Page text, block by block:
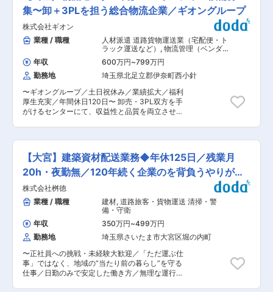
実感できる環境が整っています。 変更の範囲：会
社の定める業務
燃料電池を製造しています。 ★粉末冶金製法と
は、金属の粉を固めて作る特別な技術で材料廃棄
が少なく環境に優しい製造方式です。 ★燃料電池
向け部品は、水素と空気から効率よく電気を生み
出すために重要な役割を担っており、同社の高精
度な部品がエネルギー変換の安定性と性能向上を
支えています。 ■企業魅力： ・粉末冶金製法の
軸受で世界トップクラスシェアを誇り、年間生産
量は80億個。自動車・家電・アミューズメント機
器など幅広い分野で採用されています。 ・グロー
バル展開：経産省「グローバルニッチ企業100
選」に選出されるなど、技術力と安定成長が強み
に製品を供給しています。 変更の範囲：会社の定
める業務
うに生産材の調達を行います。 ■業務詳細： 主
要なユニットの大部分を自社で開発、設計する同
社にとって、品質の適正化、コストダウン、納期
管理が大変重要となります。 完成品に求められる
品質、コスト、納期をクリアするため、調達先の
評価力、折衝力、手配力の強化の一翼を担うと共
に、品質・コスト・納期を最適化した部材購入を
実践していただきます。 常に量産できる体制を整
えるために調達先の拡大もミッションとなりま
す。 ■就業環境： 完全週休二日制、福利厚生も
充実しているため働きやすい環境から高い定着率
を誇っております。 賞与水準も高く、社員の意欲
を大切にする文化が根付いています。 年齢や専門
り、やりがいを感じることができる企業風土で
す。 ■同社について： 同社はパチンコの店舗で
はなく、パチンコ・パチスロを開発・製造してい
る製造業になります。 主力製品「ジャグラーシリ
ーズ」は国内設置台数トップクラスを誇ってお
り、銀行や電力産業と同等の規模を誇るほどの大
規模マーケットで、一大レジャー産業の地位を築
いています。 この市場が日本経済にあたえる影響
力は高く、今後も一定の需要が見込まています。
また、市場環境に合わせてサブスクリプション型
サービスの開始など新規事業も手掛けています。
変更の範囲：会社の定める業務
集〜卸＋3PLを担う総合物流企業／ギオングループ
株式会社ギオン
業種 / 職種
人材派遣 道路貨物運送業（宅配便・ト
ラック運送など） , 物流管理（ベンダー
管理・配送管理・受発注管理など） 倉
庫管理・在庫管理
年収 600万円~799万円
勤務地
埼玉県北足立郡伊奈町西小針
〜ギオングループ／土日祝休み／業績拡大／福利
厚生充実／年間休日120日〜 卸売・3PL双方を手
がけるセンターにて、収益性と品質を両立させる
理、在庫管理、配送計画） ・人員管理（正社員・
パート・派遣スタッフの採用・教育・シフト調
整） ・コスト管理（収支計画、KPI達成、改善施
策立案） ・顧客対応（荷主企業との折衝、品質管
理、クレーム対応） ・DX推進（マテハン導入、
業務効率化、システム改善） ・新規拠点立ち上げ
や業務改善プロジェクトへの参画 ※まずはマネー
ジャーのサポート及び業務を習得していただき最
短で2,3か月した後、所属長として事業所運営管
理をお任せ致します。 ※弊社業務の習熟度次第で
は、事業所をお任せするのに半年から1年かかる
場合もあります。 ■取扱商品・保管環境 ・チル
ド： 8℃設定（乳製品、生鮮食品、惣菜等） ・フ
ローズン： -25℃設定（冷凍食品、アイス等） ・
ドライ： 常温管理（加工食品、飲料、酒等） ■
当社の強み： 当社は、物流管理・輸配送・コンサ
【大宮】建築資材配送業務◆年休125日／残業月
20h・夜勤無／120年続く企業のを背負うやりがい
◎
株式会社桝徳
業種 / 職種
建材, 道路旅客・貨物運送 清掃・警
備・守衛
年収
350万円~499万円
勤務地
埼玉県さいたま市大宮区堀の内町
〜正社員への挑戦・未経験大歓迎／「ただ運ぶ仕
事」ではなく、地域の“当たり前の暮らし”を守る
仕事／日勤のみで安定した働き方／無理な運行計